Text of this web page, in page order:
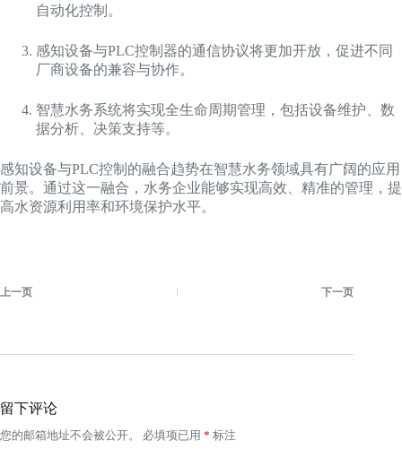
自动化控制。
感知设备与PLC控制器的通信协议将更加开放，促进不同
厂商设备的兼容与协作。
智慧水务系统将实现全生命周期管理，包括设备维护、数
据分析、决策支持等。
感知设备与PLC控制的融合趋势在智慧水务领域具有广阔的应用
前景。通过这一融合，水务企业能够实现高效、精准的管理，提
高水资源利用率和环境保护水平。
上一页 下一页
留下评论
您的邮箱地址不会被公开。 必填项已用 * 标注